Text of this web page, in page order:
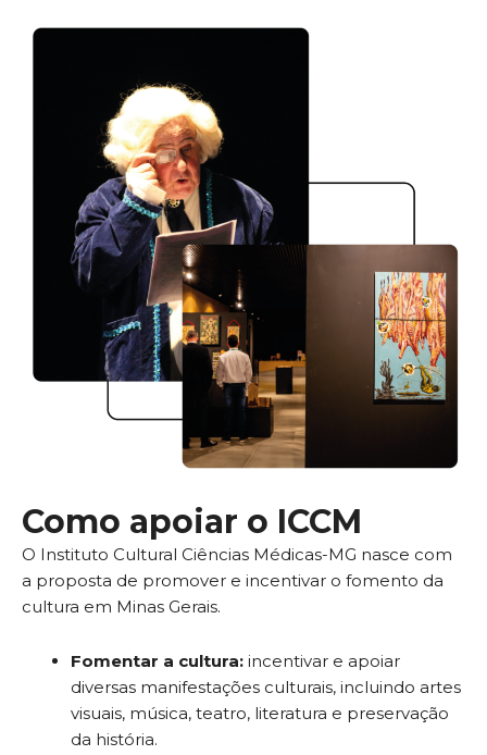
Como apoiar o ICCM
O Instituto Cultural Ciências Médicas-MG nasce com
a proposta de promover e incentivar o fomento da
cultura em Minas Gerais.
Fomentar a cultura: incentivar e apoiar
diversas manifestações culturais, incluindo artes
visuais, música, teatro, literatura e preservação
da história.